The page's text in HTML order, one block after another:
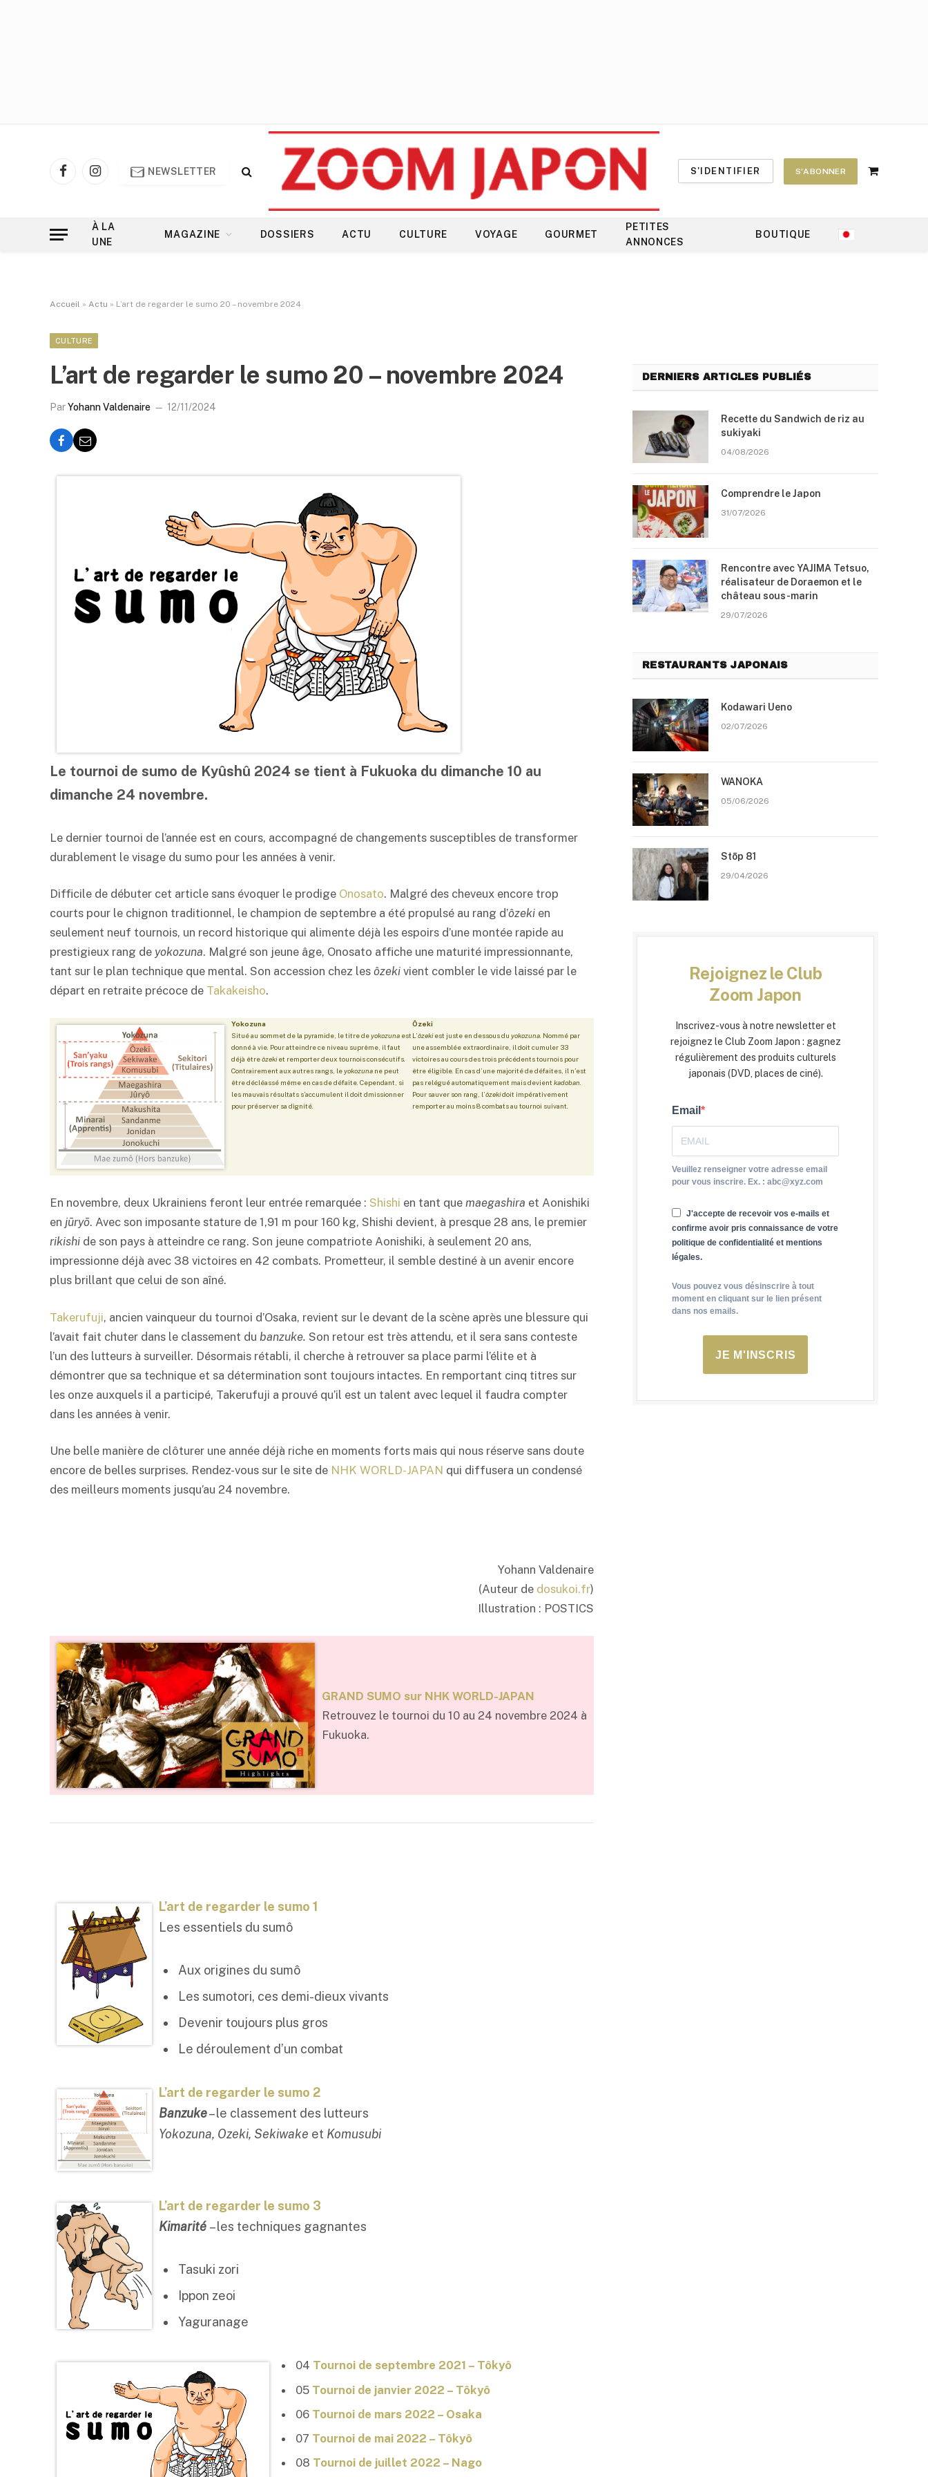
FacebookInstagram
NEWSLETTER S'IDENTIFIER S'ABONNER
Shopping
À LA
UNE
MAGAZINE DOSSIERS ACTU CULTURE VOYAGE GOURMET
PETITES
ANNONCES
BOUTIQUE
Accueil » Actu » L’art de regarder le sumo 20 – novembre 2024
CULTURE
L’art de regarder le sumo 20 – novembre 2024
ParYohann Valdenaire 12/11/2024
Le tournoi de sumo de Kyûshû 2024 se tient à Fukuoka du dimanche 10 au
dimanche 24 novembre.
Le dernier tournoi de l’année est en cours, accompagné de changements susceptibles de transformer
durablement le visage du sumo pour les années à venir.
Difficile de débuter cet article sans évoquer le prodige Onosato. Malgré des cheveux encore trop
courts pour le chignon traditionnel, le champion de septembre a été propulsé au rang d’ôzeki en
seulement neuf tournois, un record historique qui alimente déjà les espoirs d’une montée rapide au
prestigieux rang de yokozuna. Malgré son jeune âge, Onosato affiche une maturité impressionnante,
tant sur le plan technique que mental. Son accession chez les ôzeki vient combler le vide laissé par le
départ en retraite précoce de Takakeisho.
Yokozuna
Situé au sommet de la pyramide, le titre deyokozunaest
donné à vie. Pour atteindre ce niveau suprême, il faut
déjà êtreôzekiet remporter deux tournois consécutifs.
Contrairement aux autres rangs, leyokozunane peut
être décléassé même en cas de défaite. Cependant, si
les mauvais résultats s’accumulent il doit dmissionner
pour préserver sa dignité.
Ôzeki
L’ôzekiest juste en dessous duyokozuna . Nommé par
une assemblée extraordinaire, il doit cumuler 33
victoires au cours des trois précédents tournois pour
être éligible. En cas d’une majorité de défaites, il n’est
pas relégué automatiquement mais devient kadoban
Pour sauver son rang, l’ôzekidoit impérativement
remporter au moins 8 combats au tournoi suivant.
En novembre, deux Ukrainiens feront leur entrée remarquée : Shishi en tant que maegashira et Aonishiki
en jūryō. Avec son imposante stature de 1,91 m pour 160 kg, Shishi devient, à presque 28 ans, le premier
rikishi de son pays à atteindre ce rang. Son jeune compatriote Aonishiki, à seulement 20 ans,
impressionne déjà avec 38 victoires en 42 combats. Prometteur, il semble destiné à un avenir encore
plus brillant que celui de son aîné.
Takerufuji, ancien vainqueur du tournoi d’Osaka, revient sur le devant de la scène après une blessure qui
l’avait fait chuter dans le classement du banzuke. Son retour est très attendu, et il sera sans conteste
l’un des lutteurs à surveiller. Désormais rétabli, il cherche à retrouver sa place parmi l’élite et à
démontrer que sa technique et sa détermination sont toujours intactes. En remportant cinq titres sur
les onze auxquels il a participé, Takerufuji a prouvé qu’il est un talent avec lequel il faudra compter
dans les années à venir.
Une belle manière de clôturer une année déjà riche en moments forts mais qui nous réserve sans doute
encore de belles surprises. Rendez-vous sur le site de NHK WORLD-JAPAN qui diffusera un condensé
des meilleurs moments jusqu’au 24 novembre.
Yohann Valdenaire
(Auteur de dosukoi.fr)
Illustration : POSTICS
GRAND SUMO sur NHK WORLD-JAPAN
Retrouvez le tournoi du 10 au 24 novembre 2024 à
Fukuoka.
L’art de regarder le sumo 1
Les essentiels du sumô
Aux origines du sumô
Les sumotori, ces demi-dieux vivants
Devenir toujours plus gros
Le déroulement d’un combat
L’art de regarder le sumo 2
Banzuke– le classement des lutteurs
Yokozuna, Ozeki, Sekiwake et Komusubi
L’art de regarder le sumo 3
Kimarité – les techniques gagnantes
Tasuki zori
Ippon zeoi
Yaguranage
04 Tournoi de septembre 2021 – Tôkyô
05 Tournoi de janvier 2022 – Tôkyô
06 Tournoi de mars 2022 – Osaka
07 Tournoi de mai 2022 – Tôkyô
08 Tournoi de juillet 2022 – Nago
DERNIERS ARTICLES PUBLIÉS
Recette du Sandwich de riz au
sukiyaki
04/08/2026
Comprendre le Japon
31/07/2026
Rencontre avec YAJIMA Tetsuo,
réalisateur de Doraemon et le
château sous-marin
29/07/2026
RESTAURANTS JAPONAIS
Kodawari Ueno
02/07/2026
WANOKA
05/06/2026
Stōp 81
29/04/2026
Rejoignez le Club
Zoom Japon
Inscrivez-vous à notre newsletter et
rejoignez le Club Zoom Japon : gagnez
régulièrement des produits culturels
japonais (DVD, places de ciné).
Email
Veuillez renseigner votre adresse email
pour vous inscrire. Ex. : abc@xyz.com
J'accepte de recevoir vos e-mails et
confirme avoir pris connaissance de votre
politique de confidentialité et mentions
légales.
Vous pouvez vous désinscrire à tout
moment en cliquant sur le lien présent
dans nos emails.
JE M'INSCRIS